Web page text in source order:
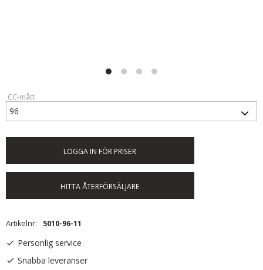
CC-mått
LOGGA IN FÖR PRISER
HITTA ÅTERFÖRSÄLJARE
Artikelnr 5010-96-11
Personlig service
Snabba leveranser